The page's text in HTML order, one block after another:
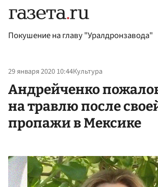
Покушение на главу "Уралдронзавода"
29 января 2020 10:44Культура
Андрейченко
на травлю после
пропажи в Мексике